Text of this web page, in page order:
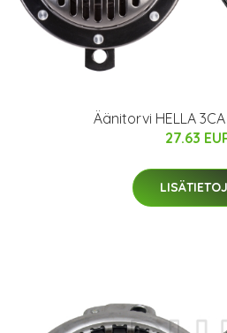
Äänitorvi HELLA 3CA
27.63